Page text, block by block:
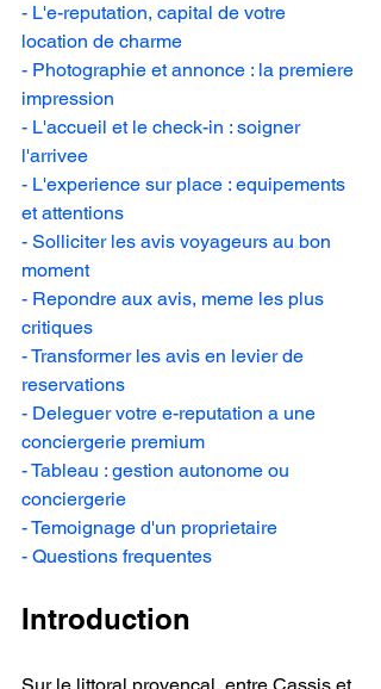
- L'e-reputation, capital de votre
location de charme
- Photographie et annonce : la premiere
impression
- L'accueil et le check-in : soigner
l'arrivee
- L'experience sur place : equipements
et attentions
- Solliciter les avis voyageurs au bon
moment
- Repondre aux avis, meme les plus
critiques
- Transformer les avis en levier de
reservations
- Deleguer votre e-reputation a une
conciergerie premium
- Tableau : gestion autonome ou
conciergerie
- Temoignage d'un proprietaire
- Questions frequentes
Introduction